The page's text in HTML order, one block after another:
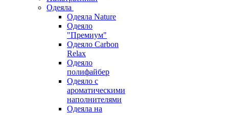
Одеяла
Одеяла Nature
Одеяло
"Премиум"
Одеяло Carbon
Relax
Одеяло
полифайбер
Одеяло с
ароматическими
наполнителями
Одеяла на